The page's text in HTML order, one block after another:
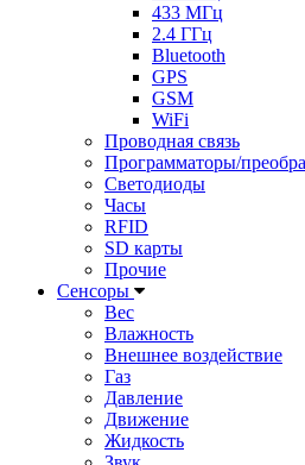
433 МГц
2.4 ГГц
Bluetooth
GPS
GSM
WiFi
Проводная связь
Программаторы/
Светодиоды
Часы
RFID
SD карты
Прочие
Сенсоры
Вес
Влажность
Внешнее воздействие
Газ
Давление
Движение
Жидкость